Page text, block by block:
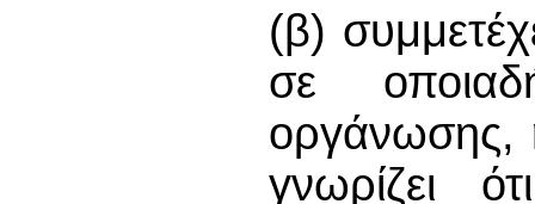
(β)
σε
οργάνωσης,
γνωρίζει